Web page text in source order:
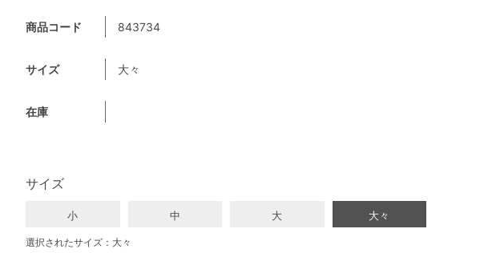
商品コード 843734
サイズ 大々
在庫
サイズ
小 中 大 大々
選択されたサイズ：大々